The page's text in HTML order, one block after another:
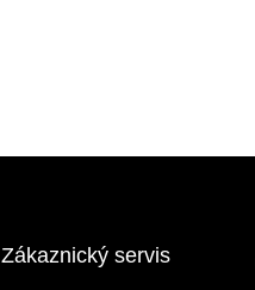
Zákaznický servis